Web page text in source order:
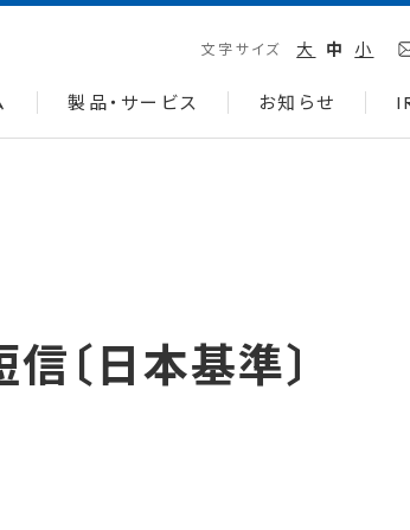
文字サイズ 大 中 小
製品・サービス お知らせ
〔日本基準〕